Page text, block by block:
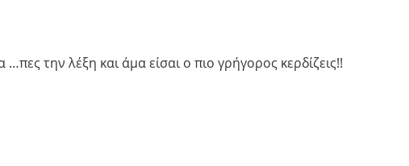
την λέξη και άμα είσαι ο πιο γρήγορος κερδίζεις!!